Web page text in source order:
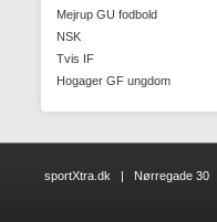
Mejrup GU fodbold
NSK
Tvis IF
Hogager GF ungdom
sportXtra.dk | Nørregade